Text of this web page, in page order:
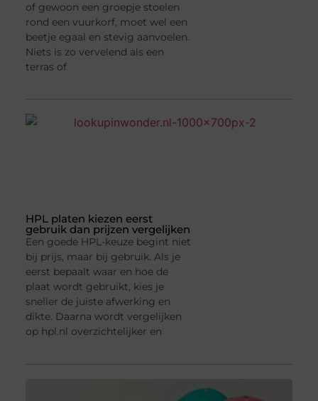
of gewoon een groepje stoelen
rond een vuurkorf, moet wel een
beetje egaal en stevig aanvoelen.
Niets is zo vervelend als een
terras of
HPL platen kiezen eerst
gebruik dan prijzen vergelijken
Een goede HPL-keuze begint niet
bij prijs, maar bij gebruik. Als je
eerst bepaalt waar en hoe de
plaat wordt gebruikt, kies je
sneller de juiste afwerking en
dikte. Daarna wordt vergelijken
op hpl.nl overzichtelijker en